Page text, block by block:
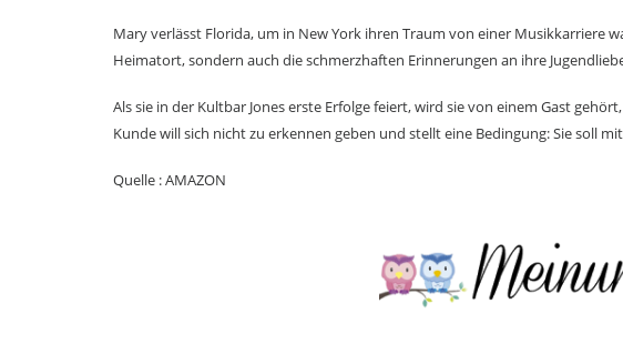
Mary verlässt Florida, um in New York ihren Traum von einer Musikkarriere
Heimatort, sondern auch die schmerzhaften Erinnerungen an ihre
Als sie in der Kultbar Jones erste Erfolge feiert, wird sie von einem Gast
Kunde will sich nicht zu erkennen geben und stellt eine Bedingung: Sie soll
Quelle : AMAZON